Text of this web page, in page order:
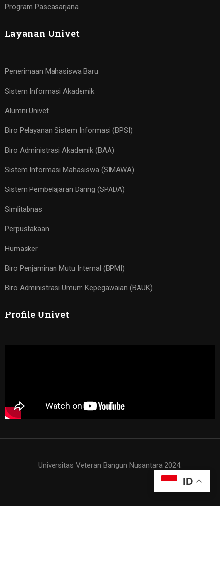
Program Pascasarjana
Layanan Univet
Penerimaan Mahasiswa Baru
Sistem Informasi Akademik
Alumni Univet
Biro Pelayanan Sistem Informasi (BPSI)
Biro Administrasi Akademik (BAA)
Sistem Informasi Mahasiswa (SIMAWA)
Sistem Pembelajaran Daring (SPADA)
Simlitabnas
Perpustakaan
Humasker
Biro Penjaminan Mutu Internal (BPMI)
Biro Administrasi Umum Kepegawaian (BAUK)
Profile Univet
Universitas Veteran Bangun Nusantara 2024.
ID